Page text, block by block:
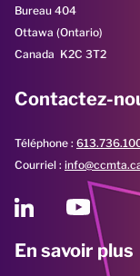
Bureau 404
Ottawa (Ontario)
Canada K2C 3T2
Contactez-
Téléphone :
Courriel :
En savoir plus